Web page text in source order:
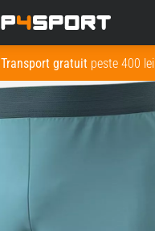
Transport gratuitpeste 400 lei